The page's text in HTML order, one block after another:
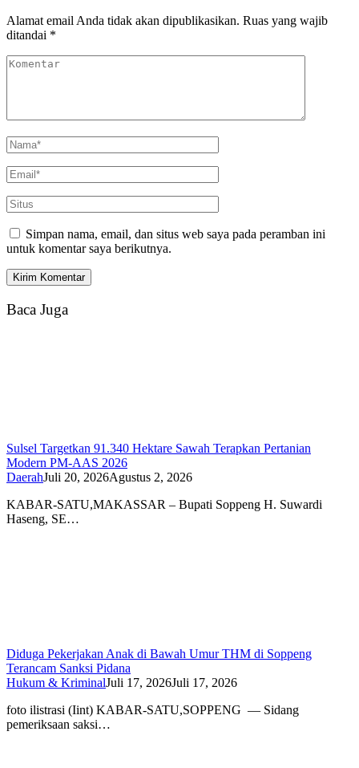
Alamat email Anda tidak akan dipublikasikan. Ruas yang wajib
ditandai *
Simpan nama, email, dan situs web saya pada peramban ini
untuk komentar saya berikutnya.
Baca Juga
Sulsel Targetkan 91.340 Hektare Sawah Terapkan Pertanian
Modern PM-AAS 2026
DaerahJuli 20, 2026Agustus 2, 2026
KABAR-SATU,MAKASSAR – Bupati Soppeng H. Suwardi
Haseng, SE…
Diduga Pekerjakan Anak di Bawah Umur THM di Soppeng
Terancam Sanksi Pidana
Hukum & KriminalJuli 17, 2026Juli 17, 2026
foto ilistrasi (Iint) KABAR-SATU,SOPPENG — Sidang
pemeriksaan saksi…